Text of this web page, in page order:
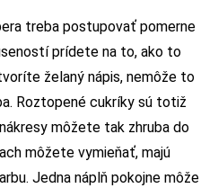
treba postupovať pomerne
prídete na to, ako to
želaný nápis, nemôže to
Roztopené cukríky sú totiž
môžete tak zhruba do
môžete vymieňať, majú
Jedna náplň pokojne môže